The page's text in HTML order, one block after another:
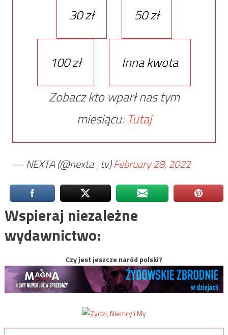
30 zł 50 zł
100 zł
Inna kwota
Zobacz kto wparł nas tym
miesiącu: Tutaj
— NEXTA (@nexta_tv)February 28, 2022
Wspieraj niezależne
wydawnictwo:
Czy jest jeszcze naród polski?